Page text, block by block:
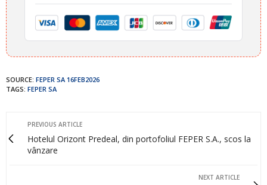
SOURCE: FEPER SA 16FEB2026
TAGS: FEPER SA
PREVIOUS ARTICLE
Hotelul Orizont Predeal, din portofoliul FEPER S.A., scos la
vânzare
NEXT ARTICLE